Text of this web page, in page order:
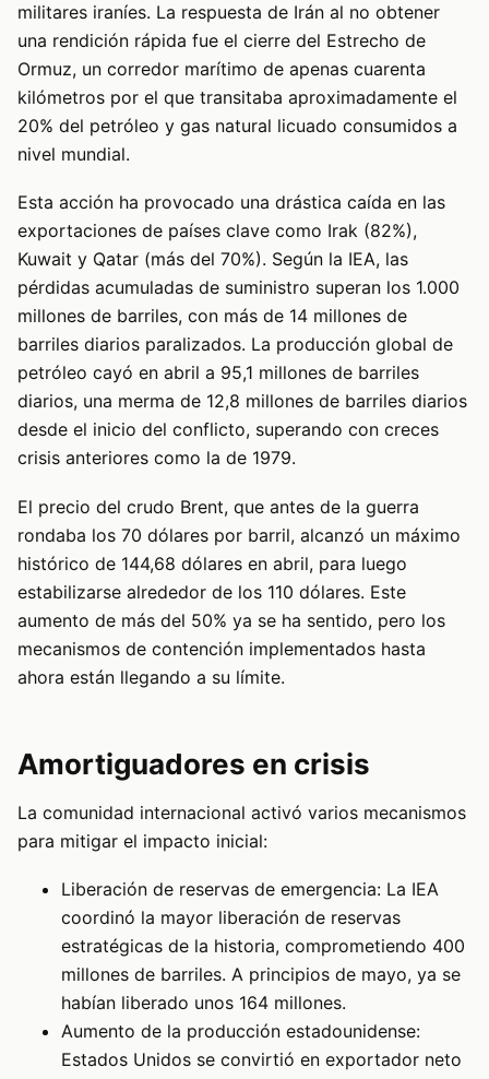
militares iraníes. La respuesta de Irán al no obtener
una rendición rápida fue el cierre del Estrecho de
Ormuz, un corredor marítimo de apenas cuarenta
kilómetros por el que transitaba aproximadamente el
20% del petróleo y gas natural licuado consumidos a
nivel mundial.
Esta acción ha provocado una drástica caída en las
exportaciones de países clave como Irak (82%),
Kuwait y Qatar (más del 70%). Según la IEA, las
pérdidas acumuladas de suministro superan los 1.000
millones de barriles, con más de 14 millones de
barriles diarios paralizados. La producción global de
petróleo cayó en abril a 95,1 millones de barriles
diarios, una merma de 12,8 millones de barriles diarios
desde el inicio del conflicto, superando con creces
crisis anteriores como la de 1979.
El precio del crudo Brent, que antes de la guerra
rondaba los 70 dólares por barril, alcanzó un máximo
histórico de 144,68 dólares en abril, para luego
estabilizarse alrededor de los 110 dólares. Este
aumento de más del 50% ya se ha sentido, pero los
mecanismos de contención implementados hasta
ahora están llegando a su límite.
Amortiguadores en crisis
La comunidad internacional activó varios mecanismos
para mitigar el impacto inicial:
Liberación de reservas de emergencia: La IEA
coordinó la mayor liberación de reservas
estratégicas de la historia, comprometiendo 400
millones de barriles. A principios de mayo, ya se
habían liberado unos 164 millones.
Aumento de la producción estadounidense:
Estados Unidos se convirtió en exportador neto